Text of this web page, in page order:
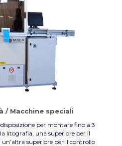
/ Macchine speciali
per montare fino a 3
litografia, una superiore per il
superiore per il controllo